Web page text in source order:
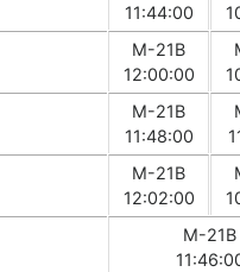
11:44:00
M-21B
12:00:00
M-21B
11:48:00
M-21B
12:02:00
M-21B